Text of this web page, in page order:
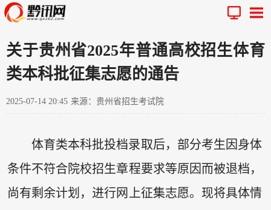
关于贵州省2025年普通高校招生体育
类本科批征集志愿的通告
2025-07-14 20:45 来源：贵州省招生考试院
体育类本科批投档录取后，部分考生因身体
条件不符合院校招生章程要求等原因而被退档，
尚有剩余计划，进行网上征集志愿。现将具体情